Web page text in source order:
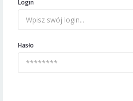
Login
Hasło